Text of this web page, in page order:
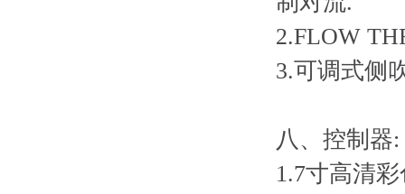
2.FLOW
3.可调式侧
八、控制器:
1.7寸高清